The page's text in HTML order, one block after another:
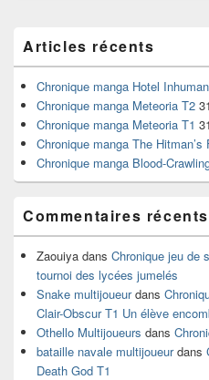
principale
de
widget
pour
barre
latérale
Articles récents
Chronique manga Hotel
Chronique manga Meteoria T2
Chronique manga Meteoria T1
Chronique manga The Hitman’s
Chronique manga Blood-
Commentaires récents
Zaouiya dans Chronique jeu de
tournoi des lycées jumelés
Snake multijoueurdans
Clair-Obscur T1 Un élève
Othello Multijoueurs dans
bataille navale multijoueurdans
Death God T1